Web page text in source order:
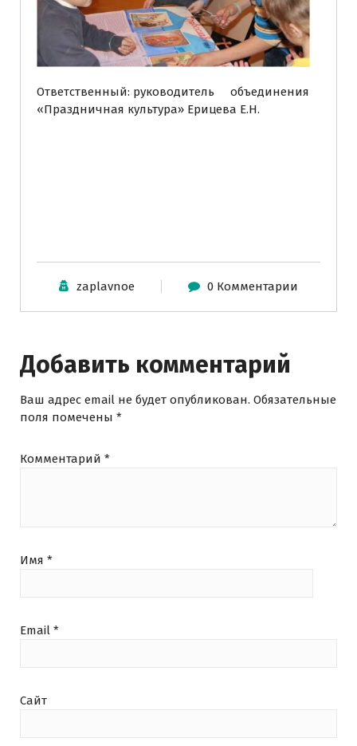
Ответственный: руководитель объединения
«Праздничная культура» Ерицева Е.Н.
zaplavnoe 0 Комментарии
Добавить комментарий
Ваш адрес email не будет опубликован. Обязательные
поля помечены *
Комментарий *
Имя *
Email *
Сайт